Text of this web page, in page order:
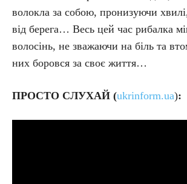
волокла за собою, пронизуючи
від берега… Весь цей час рибалка
волосінь, не зважаючи на біль та
них боровся за своє життя…
ПРОСТО СЛУХАЙ (ukrinform.ua):